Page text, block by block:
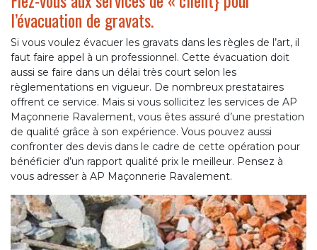
l’évacuation de gravats.
Si vous voulez évacuer les gravats dans les règles de l’art, il
faut faire appel à un professionnel. Cette évacuation doit
aussi se faire dans un délai très court selon les
règlementations en vigueur. De nombreux prestataires
offrent ce service. Mais si vous sollicitez les services de AP
Maçonnerie Ravalement, vous êtes assuré d’une prestation
de qualité grâce à son expérience. Vous pouvez aussi
confronter des devis dans le cadre de cette opération pour
bénéficier d’un rapport qualité prix le meilleur. Pensez à
vous adresser à AP Maçonnerie Ravalement.